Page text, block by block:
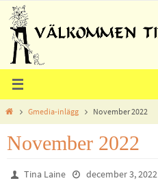
Hoppa
till
innehållet
HomeGmedia-inlägg November 2022
November 2022
Tina Laine december 3, 2022